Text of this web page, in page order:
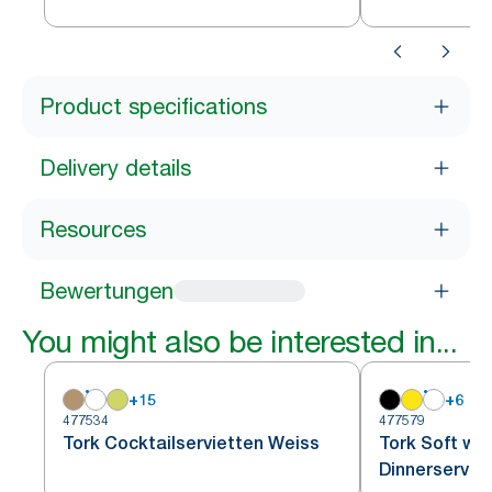
Product specifications
Delivery details
Resources
Bewertungen
You might also be interested in...
+15
477534
Tork Cocktailservietten Weiss
+6
477579
Tork Soft